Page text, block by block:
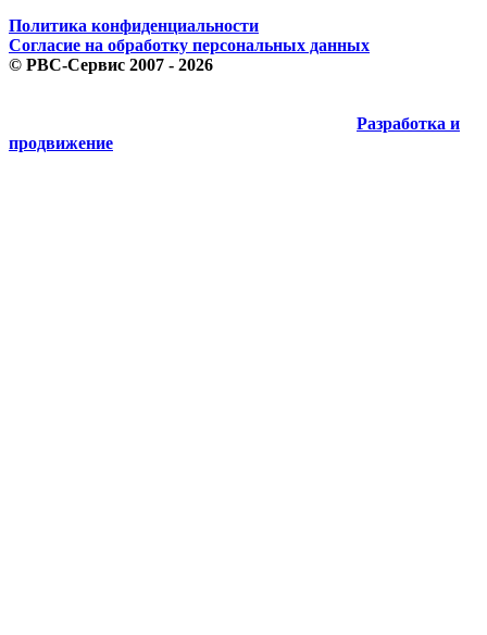
Политика конфиденциальности
Согласие на обработку персональных данных
© РВС-Сервис 2007 - 2026
Разработка и
продвижение